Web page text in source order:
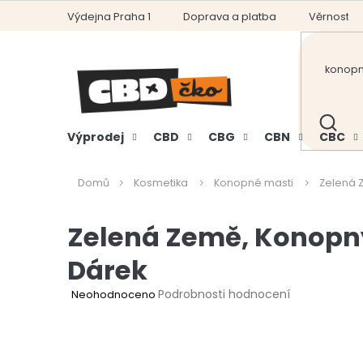
Výdejna Praha 1 Doprava a platba Věrnostní
HLEDAT
Výprodej CBD CBG CBN CBC
Domů Kosmetika Konopné masti Zelená
Zelená Země,
Dárek
Průměrné
Neohodnoceno Podrobnosti hodnocení